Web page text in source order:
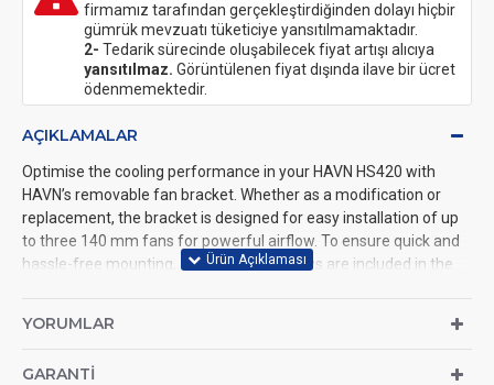
firmamız tarafından gerçekleştirdiğinden dolayı hiçbir
gümrük mevzuatı tüketiciye yansıtılmamaktadır.
2- Tedarik sürecinde oluşabilecek fiyat artışı alıcıya
yansıtılmaz. Görüntülenen fiyat dışında ilave bir ücret
ödenmemektedir.
AÇIKLAMALAR
Optimise the cooling performance in your HAVN HS420 with
HAVN’s removable fan bracket. Whether as a modification or
replacement, the bracket is designed for easy installation of up
to three 140 mm fans for powerful airflow. To ensure quick and
hassle-free mounting, all necessary screws are included in the
Fan bracket for the HAVN HS 420 series
YORUMLAR
GARANTI